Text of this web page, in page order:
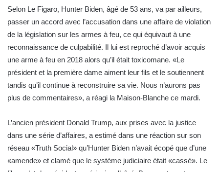
Selon Le Figaro, Hunter Biden, âgé de 53 ans, va par ailleurs,
passer un accord avec l’accusation dans une affaire de violation
de la législation sur les armes à feu, ce qui équivaut à une
reconnaissance de culpabilité. Il lui est reproché d’avoir acquis
une arme à feu en 2018 alors qu’il était toxicomane. «Le
président et la première dame aiment leur fils et le soutiennent
tandis qu’il continue à reconstruire sa vie. Nous n’aurons pas
plus de commentaires», a réagi la Maison-Blanche ce mardi.
L’ancien président Donald Trump, aux prises avec la justice
dans une série d’affaires, a estimé dans une réaction sur son
réseau «Truth Social» qu’Hunter Biden n’avait écopé que d’une
«amende» et clamé que le système judiciaire était «cassé». Le